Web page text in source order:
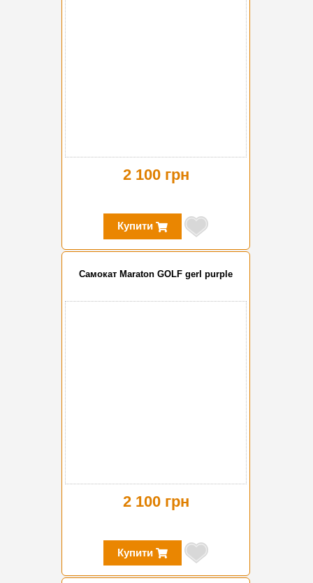
2 100 грн
Купити
Самокат Maraton GOLF gerl purple
2 100 грн
Купити